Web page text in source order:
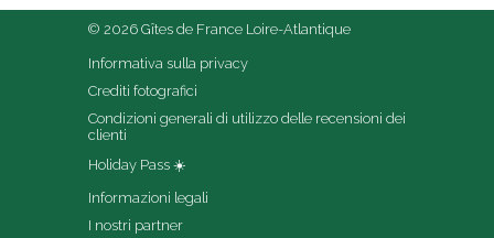
© 2026 Gîtes de France Loire-Atlantique
Informativa sulla privacy
Crediti fotografici
Condizioni generali di utilizzo delle recensioni dei
clienti
Holiday Pass ☀️
Informazioni legali
I nostri partner